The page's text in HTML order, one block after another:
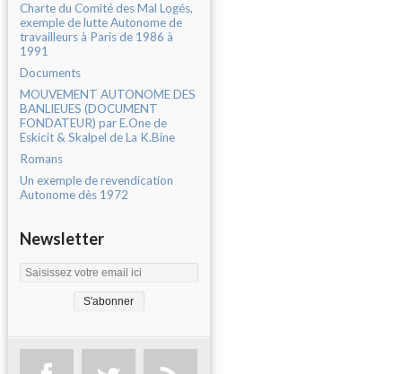
Charte du Comité des Mal Logés,
exemple de lutte Autonome de
travailleurs à Paris de 1986 à
1991
Documents
MOUVEMENT AUTONOME DES
BANLIEUES (DOCUMENT
FONDATEUR) par E.One de
Eskicit & Skalpel de La K.Bine
Romans
Un exemple de revendication
Autonome dès 1972
Newsletter